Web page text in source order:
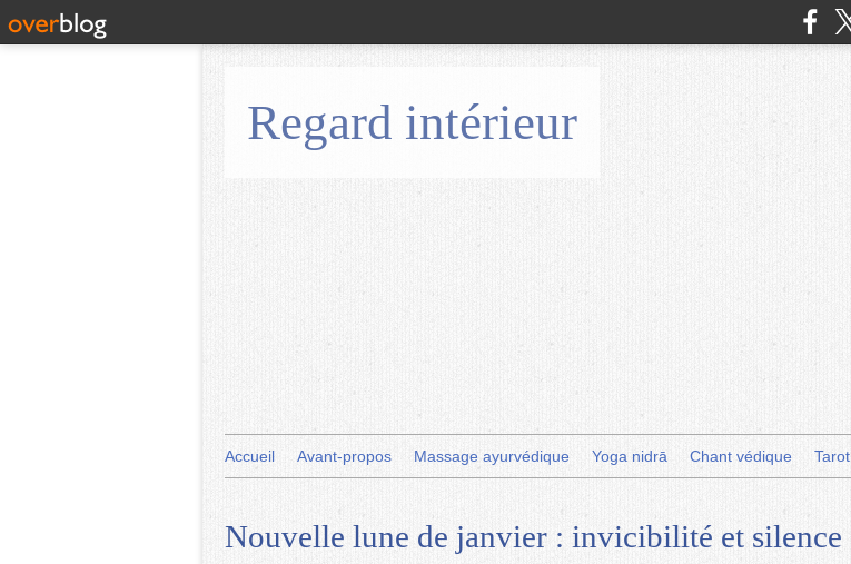
Regard intérieur
Accueil Avant-propos Massage ayurvédique Yoga nidrā Chant védique Tarot
Nouvelle lune de janvier : invicibilité et silence